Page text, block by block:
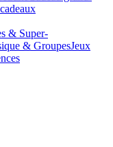
& Super-
& GroupesJeux